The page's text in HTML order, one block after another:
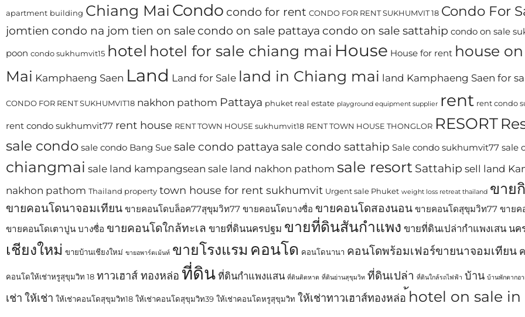
apartment building Chiang Mai Condo condo for rent CONDO FOR RENT SUKHUMVIT 18 Condo For
jomtien condo na jom tien on sale condo on sale pattaya condo on sale sattahip condo on sale
poon condo sukhumvit15 hotel hotel for sale chiang mai House House for rent house
Mai Kamphaeng Saen Land Land for Sale land in Chiang mai land Kamphaeng Saen for
CONDO FOR RENT SUKHUMVIT18 nakhon pathom Pattaya phuket real estate playground equipment supplier rent rent condo
rent condo sukhumvit77 rent house RENT TOWN HOUSE sukhumvit18 RENT TOWN HOUSE THONGLOR RESORT
sale condo sale condo Bang Sue sale condo pattaya sale condo sattahip Sale condo sukhumvit77 sale
chiangmai sale land kampangsean sale land nakhon pathom sale resort Sattahip sell land
nakhon pathom Thailand property town house for rent sukhumvit Urgent sale Phuket weight loss retreat thailand ขาย
ขายคอนโดนาจอมเทียน ขายคอนโดบล็อค77สุขุมวิท77 ขายคอนโดบางซื่อ ขายคอนโดสองนอน ขายคอนโดสุขุมวิท77 ขายค
ขายคอนโดเตาปูน บางซื่อ ขายคอนโดใกล้ทะเล ขายที่ดินนครปฐม ขายที่ดินสันกำแพง ขายที่ดินเปล่ากำแพงเสน นค
เชียงใหม่ ขายบ้านเชียงใหม่ ขายอพาร์ตเม้นท์ ขายโรงแรม คอนโด คอนโดนานา คอนโดพร้อมเฟอร์ขายนาจอมเทียน
คอนโดให้เช่าหรูสุขุมวิท 18 ทาวเฮาส์ ทองหล่อ ที่ดิน ที่ดินกำแพงแสน ที่ดินติดหาด ที่ดินย่านสุขุมวิท ที่ดินเปล่า ที่ดินใกล้รถไฟฟ้า บ้าน บ้านพักตากอ
เช่า ให้เช่า ให้เช่าคอนโดสุขุมวิท18 ให้เช่าคอนโดสุขุมวิท39 ให้เช่าคอนโดหรูสุขุมวิท ให้เช่าทาวเฮาส์ทองหล่อ hotel on sale